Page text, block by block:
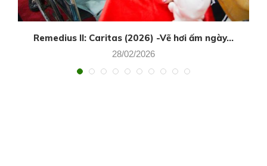
Remedius II: Caritas (2026) -Vẽ hơi ấm ngày...
28/02/2026